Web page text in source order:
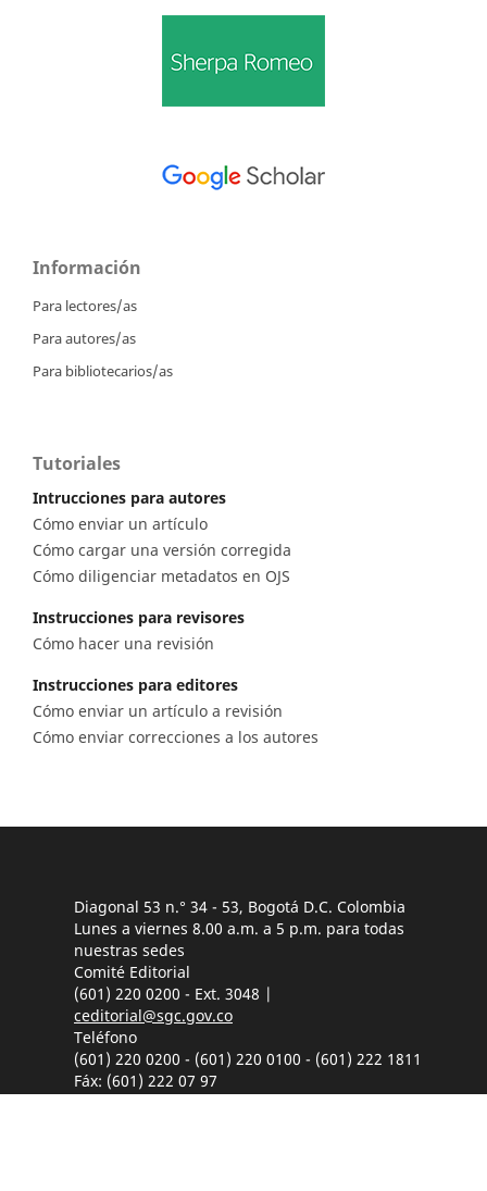
Información
Para lectores/as
Para autores/as
Para bibliotecarios/as
Tutoriales
Intrucciones para autores
Cómo enviar un artículo
Cómo cargar una versión corregida
Cómo diligenciar metadatos en OJS
Instrucciones para revisores
Cómo hacer una revisión
Instrucciones para editores
Cómo enviar un artículo a revisión
Cómo enviar correcciones a los autores
Diagonal 53 n.° 34 - 53, Bogotá D.C. Colombia
Lunes a viernes 8.00 a.m. a 5 p.m. para todas
nuestras sedes
Comité Editorial
(601) 220 0200 - Ext. 3048 |
ceditorial@sgc.gov.co
Teléfono
(601) 220 0200 - (601) 220 0100 - (601) 222 1811
Fáx: (601) 222 07 97